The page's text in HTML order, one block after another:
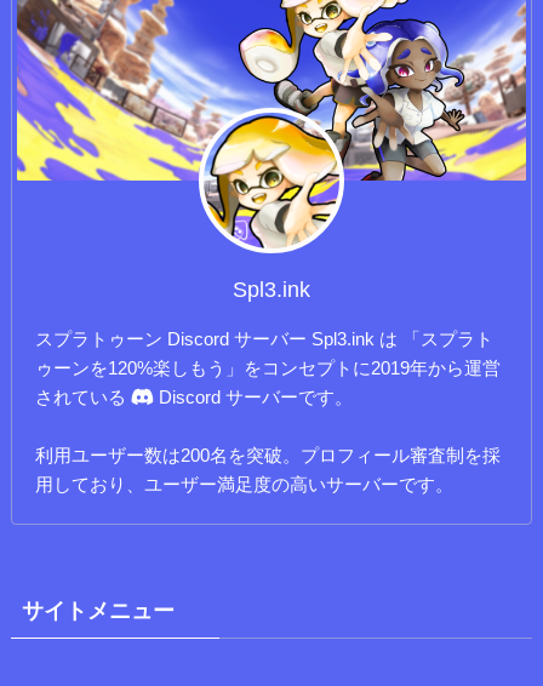
Spl3.ink
スプラトゥーン Discord サーバー Spl3.ink は 「スプラト
ゥーンを120%楽しもう」をコンセプトに2019年から運営
されている
Discord サーバーです。
利用ユーザー数は200名を突破。プロフィール審査制を採
用しており、ユーザー満足度の高いサーバーです。
サイトメニュー